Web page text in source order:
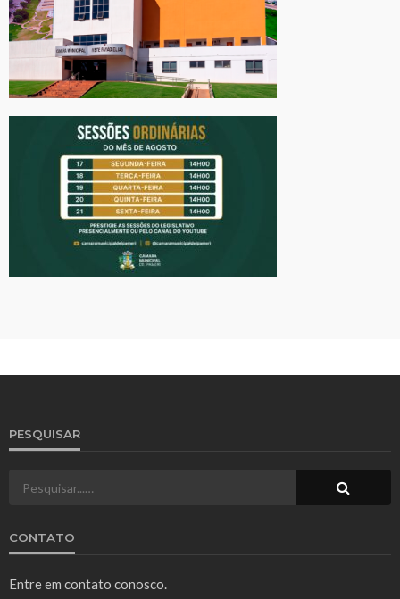
PESQUISAR
CONTATO
Entre em contato conosco.